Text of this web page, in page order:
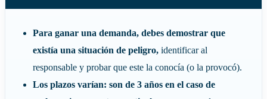
Para ganar una demanda, debes demostrar que
existía una situación de peligro, identificar al
responsable y probar que este la conocía (o la provocó).
Los plazos varían: son de 3 años en el caso de